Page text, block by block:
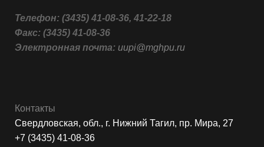
Телефон: (3435) 41-08-36, 41-22-18
Факс: (3435) 41-08-36
Электронная почта: uupi@mghpu.ru
Контакты
Свердловская, обл., г. Нижний Тагил, пр. Мира, 27
+7 (3435) 41-08-36